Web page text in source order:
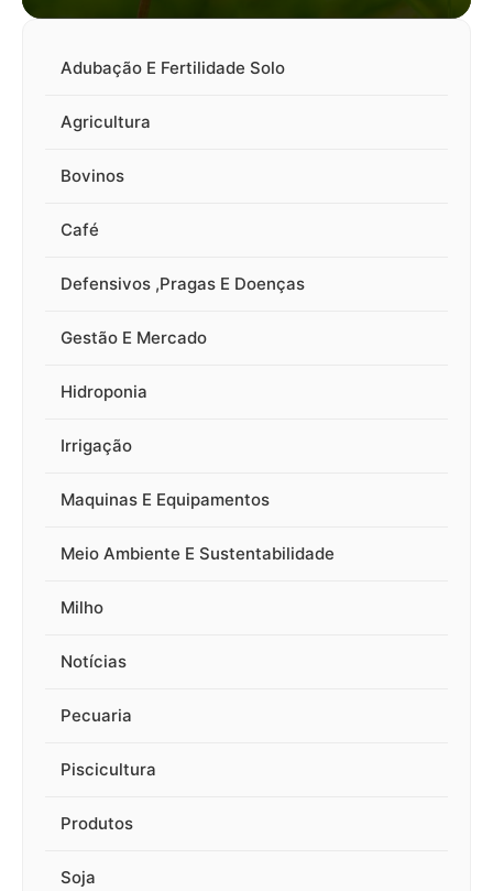
Adubação E Fertilidade Solo
Agricultura
Bovinos
Café
Defensivos ,Pragas E Doenças
Gestão E Mercado
Hidroponia
Irrigação
Maquinas E Equipamentos
Meio Ambiente E Sustentabilidade
Milho
Notícias
Pecuaria
Piscicultura
Produtos
Soja